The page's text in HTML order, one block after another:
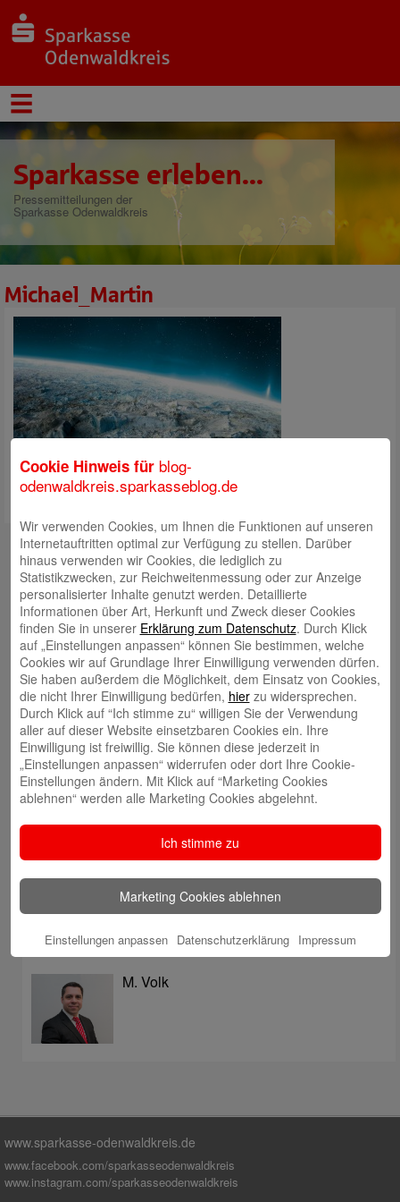
Sparkasse erleben...
Pressemitteilungen der
Sparkasse Odenwaldkreis
Michael_Martin
Kontakt
mail@sparkasse-odenwaldkreis.de
Telefon: 06062 500
Auch per WhatsApp erreichbar!
Neueste Beiträge
Sparkassen Kino Open-Air-Sommer 2026 startet
Öffnungszeiten der Sparkasse zum Wiesenmarkt
Herausragende Vertriebsleistung in Jahr 2025: Team
des ImmobilienCenter der Sparkasse Odenwaldkreis
überzeugt mit Kompetenz, Service und Erfolgsbilanz
Digitale Apotheke in der Sparkassen-Geschäftsstelle
Fränkisch-Crumbach eröffnet
Sparkasse stärkt das soziale Miteinander im
Odenwaldkreis
Autoren
M. Volk
www.sparkasse-odenwaldkreis.de
www.facebook.com/sparkasseodenwaldkreis
www.instagram.com/sparkasseodenwaldkreis
Cookie Hinweis für blog-
odenwaldkreis.sparkasseblog.de
Wir verwenden Cookies, um Ihnen die Funktionen auf unseren
Internetauftritten optimal zur Verfügung zu stellen. Darüber
hinaus verwenden wir Cookies, die lediglich zu
Statistikzwecken, zur Reichweitenmessung oder zur Anzeige
personalisierter Inhalte genutzt werden. Detaillierte
Informationen über Art, Herkunft und Zweck dieser Cookies
finden Sie in unserer Erklärung zum Datenschutz. Durch Klick
auf „Einstellungen anpassen“ können Sie bestimmen, welche
Cookies wir auf Grundlage Ihrer Einwilligung verwenden dürfen.
Sie haben außerdem die Möglichkeit, dem Einsatz von Cookies,
die nicht Ihrer Einwilligung bedürfen, hierzu widersprechen.
Durch Klick auf “Ich stimme zu“ willigen Sie der Verwendung
aller auf dieser Website einsetzbaren Cookies ein. Ihre
Einwilligung ist freiwillig. Sie können diese jederzeit in
„Einstellungen anpassen“ widerrufen oder dort Ihre Cookie-
Einstellungen ändern. Mit Klick auf “Marketing Cookies
ablehnen“ werden alle Marketing Cookies abgelehnt.
Ich stimme zu
Marketing Cookies ablehnen
Einstellungen anpassen Datenschutzerklärung Impressum